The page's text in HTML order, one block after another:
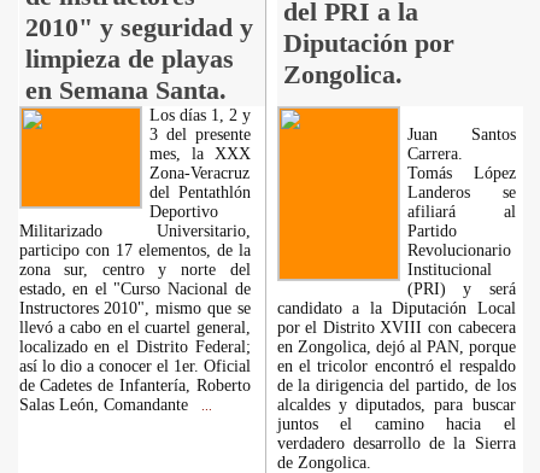
2010" y seguridad y
limpieza de playas
en Semana Santa.
del PRI a la
Diputación por
Zongolica.
Los días 1, 2 y
3 del presente
mes, la XXX
Zona-Veracruz
del Pentathlón
Deportivo
Militarizado Universitario,
participo con 17 elementos, de la
zona sur, centro y norte del
estado, en el "Curso Nacional de
Instructores 2010", mismo que se
llevó a cabo en el cuartel general,
localizado en el Distrito Federal;
así lo dio a conocer el 1er. Oficial
de Cadetes de Infantería, Roberto
Salas León, Comandante
Juan Santos
Carrera.
Tomás López
Landeros se
afiliará al
Partido
Revolucionario
Institucional
(PRI) y será
candidato a la Diputación Local
por el Distrito XVIII con cabecera
en Zongolica, dejó al PAN, porque
en el tricolor encontró el respaldo
de la dirigencia del partido, de los
alcaldes y diputados, para buscar
juntos el camino hacia el
verdadero desarrollo de la Sierra
de Zongolica.